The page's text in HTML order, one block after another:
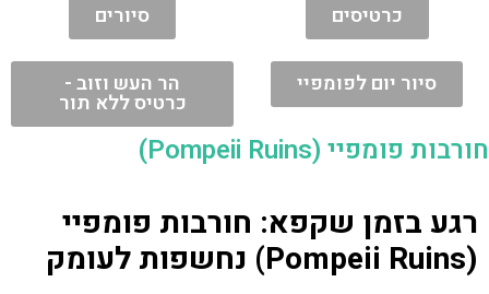
כרטיסים סיורים
סיור יום לפומפיי הר העש וזוב -
כרטיס ללא תור
חורבות פומפיי (Pompeii Ruins)
רגע בזמן שקפא: חורבות פומפיי
(Pompeii Ruins) נחשפות לעומק